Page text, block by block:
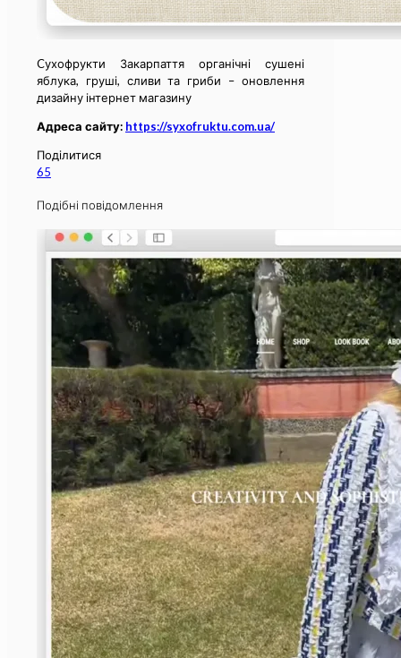
Cухофрукти Закарпаття органічні сушені
яблука, груші, сливи та гриби – оновлення
дизайну інтернет магазину
Адреса сайту: https://syxofruktu.com.ua/
Поділитися
65
Подібні повідомлення